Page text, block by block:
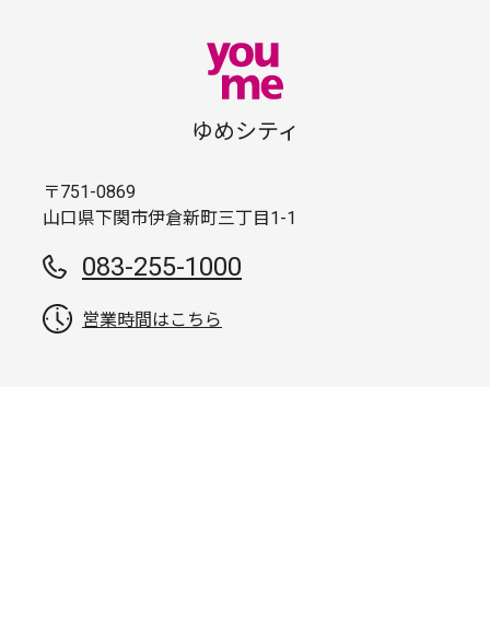
ゆめシティ
〒751-0869
山口県下関市伊倉新町三丁目1-1
083-255-1000
営業時間はこちら